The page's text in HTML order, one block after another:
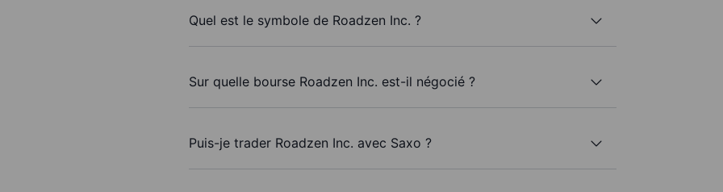
Quel est le symbole de Roadzen Inc. ?
Sur quelle bourse Roadzen Inc. est-il négocié ?
Puis-je trader Roadzen Inc. avec Saxo ?